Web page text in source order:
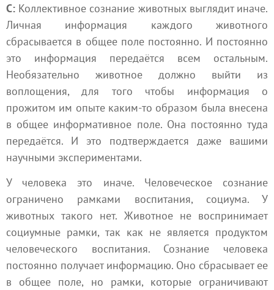
С: Коллективное сознание животных выглядит иначе.
Личная информация каждого животного
сбрасывается в общее поле постоянно. И постоянно
это информация передаётся всем остальным.
Необязательно животное должно выйти из
воплощения, для того чтобы информация о
прожитом им опыте каким-то образом была внесена
в общее информативное поле. Она постоянно туда
передаётся. И это подтверждается даже вашими
научными экспериментами.
У человека это иначе. Человеческое сознание
ограничено рамками воспитания, социума. У
животных такого нет. Животное не воспринимает
социумные рамки, так как не является продуктом
человеческого воспитания. Сознание человека
постоянно получает информацию. Оно сбрасывает ее
в общее поле, но рамки, которые ограничивают